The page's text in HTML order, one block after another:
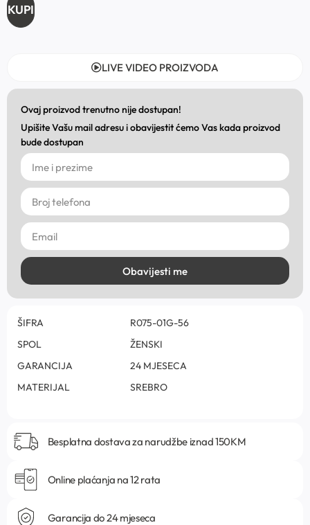
KUPI
LIVE VIDEO PROIZVODA
Ovaj proizvod trenutno nije dostupan!
Upišite Vašu mail adresu i obavijestit ćemo Vas kada proizvod
bude dostupan
Obavijesti me
ŠIFRA
R075-01G-56
SPOL
ŽENSKI
GARANCIJA
24 MJESECA
MATERIJAL
SREBRO
Besplatna dostava za narudžbe iznad 150KM
Online plaćanja na 12 rata
Garancija do 24 mjeseca